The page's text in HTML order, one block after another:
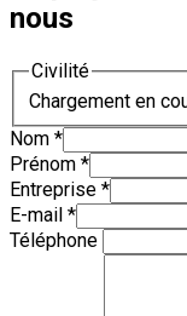
nous
Civilité
Chargement en
Nom *
Prénom *
Entreprise *
E-mail *
Téléphone